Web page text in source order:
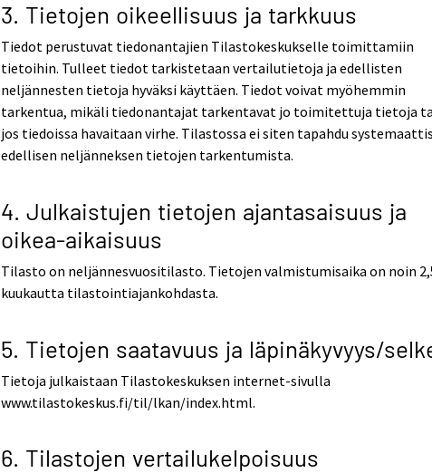
3. Tietojen oikeellisuus ja tarkkuus
Tiedot perustuvat tiedonantajien Tilastokeskukselle toimittamiin
tietoihin. Tulleet tiedot tarkistetaan vertailutietoja ja edellisten
neljännesten tietoja hyväksi käyttäen. Tiedot voivat myöhemmin
tarkentua, mikäli tiedonantajat tarkentavat jo toimitettuja tietoja
jos tiedoissa havaitaan virhe. Tilastossa ei siten tapahdu
edellisen neljänneksen tietojen tarkentumista.
4. Julkaistujen tietojen ajantasaisuus ja
oikea-aikaisuus
Tilasto on neljännesvuositilasto. Tietojen valmistumisaika on noin
kuukautta tilastointiajankohdasta.
5. Tietojen saatavuus ja läpinäkyvyys/
Tietoja julkaistaan Tilastokeskuksen internet-sivulla
www.tilastokeskus.fi/til/lkan/index.html.
6. Tilastojen vertailukelpoisuus